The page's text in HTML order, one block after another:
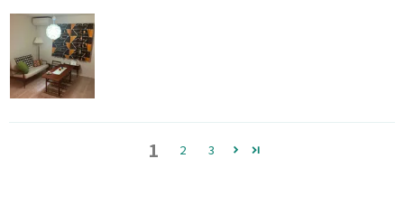
1 2 3